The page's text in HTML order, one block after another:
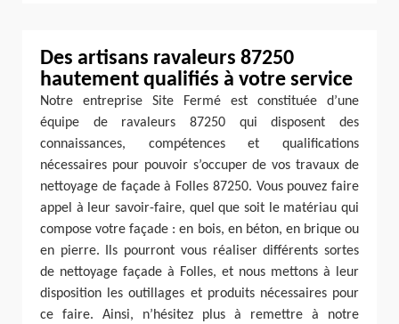
Des artisans ravaleurs 87250
hautement qualifiés à votre service
Notre entreprise Site Fermé est constituée d’une
équipe de ravaleurs 87250 qui disposent des
connaissances, compétences et qualifications
nécessaires pour pouvoir s’occuper de vos travaux de
nettoyage de façade à Folles 87250. Vous pouvez faire
appel à leur savoir-faire, quel que soit le matériau qui
compose votre façade : en bois, en béton, en brique ou
en pierre. Ils pourront vous réaliser différents sortes
de nettoyage façade à Folles, et nous mettons à leur
disposition les outillages et produits nécessaires pour
ce faire. Ainsi, n’hésitez plus à remettre à notre